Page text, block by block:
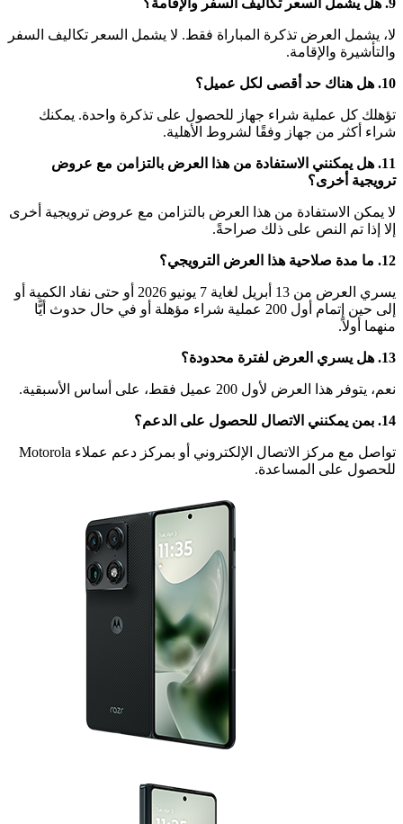
العرض تذكرة المباراة فقط. لا يشمل السعر تكاليف السفر
والإقامة.
عملية شراء جهاز للحصول على تذكرة واحدة. يمكنك
من جهاز وفقًا لشروط الأهلية.
يمكنني الاستفادة من هذا العرض بالتزامن مع عروض
أخرى؟
الاستفادة من هذا العرض بالتزامن مع عروض ترويجية أخرى
تم النص على ذلك صراحةً.
يسري العرض من 13 أبريل لغاية 7 يونيو 2026 أو حتى نفاد الكمية أو
إلى حين إتمام أول 200 عملية شراء مؤهلة أو في حال حدوث أيًّا
لأول 200 عميل فقط، على أساس الأسبقية.
تواصل مع مركز الاتصال الإلكتروني أو بمركز دعم عملاء Motorola
على المساعدة.